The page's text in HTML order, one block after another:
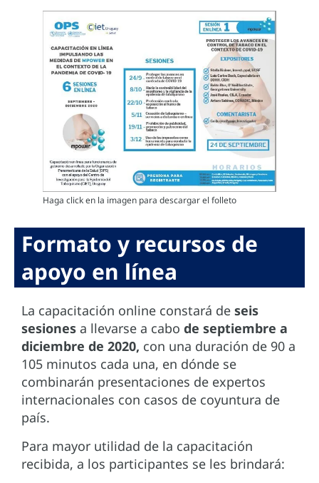
Haga click en la imagen para descargar el folleto
Formato y recursos de
apoyo en línea
La capacitación online constará de seis
sesiones a llevarse a cabo de septiembre a
diciembre de 2020, con una duración de 90 a
105 minutos cada una, en dónde se
combinarán presentaciones de expertos
internacionales con casos de coyuntura de
país.
Para mayor utilidad de la capacitación
recibida, a los participantes se les brindará: